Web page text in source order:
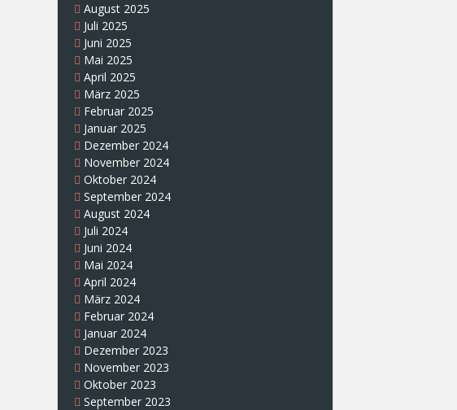
August 2025
Juli 2025
Juni 2025
Mai 2025
April 2025
März 2025
Februar 2025
Januar 2025
Dezember 2024
November 2024
Oktober 2024
September 2024
August 2024
Juli 2024
Juni 2024
Mai 2024
April 2024
März 2024
Februar 2024
Januar 2024
Dezember 2023
November 2023
Oktober 2023
September 2023